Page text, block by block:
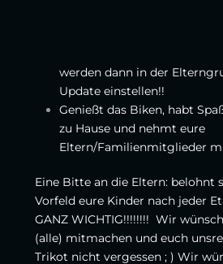
werden dann in der
Update einstellen!!
Genießt das Biken, habt
zu Hause und nehmt eure
Eltern/Familienmitglieder
Eine Bitte an die Eltern: belohnt
Vorfeld eure Kinder nach jeder
GANZ WICHTIG!!!!!!!! Wir
(alle) mitmachen und euch
Trikot nicht vergessen ; ) Wir